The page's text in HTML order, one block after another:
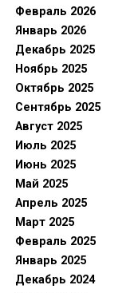
Февраль 2026
Январь 2026
Декабрь 2025
Ноябрь 2025
Октябрь 2025
Сентябрь 2025
Август 2025
Июль 2025
Июнь 2025
Май 2025
Апрель 2025
Март 2025
Февраль 2025
Январь 2025
Декабрь 2024